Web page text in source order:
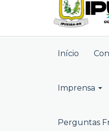
Início
Imprensa
Perguntas